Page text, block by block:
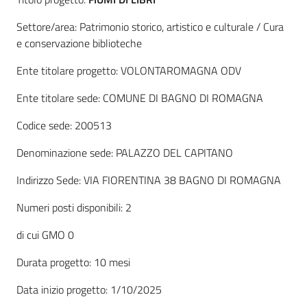
Sociale
Argomenti
Servizi
Leggi Atti Bandi
Settore/area: Patrimonio storico, artistico e culturale / Cura
e conservazione biblioteche
Ente titolare progetto: VOLONTAROMAGNA ODV
Ente titolare sede: COMUNE DI BAGNO DI ROMAGNA
Codice sede: 200513
Denominazione sede: PALAZZO DEL CAPITANO
Indirizzo Sede: VIA FIORENTINA 38 BAGNO DI ROMAGNA
Numeri posti disponibili: 2
di cui GMO 0
Durata progetto: 10 mesi
Data inizio progetto: 1/10/2025